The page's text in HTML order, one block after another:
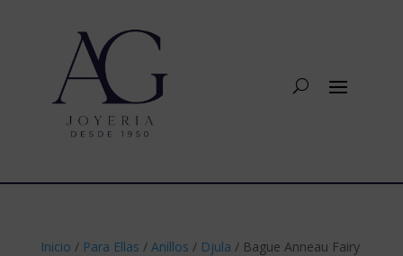
Inicio / Para Ellas / Anillos / Djula / Bague Anneau Fairy